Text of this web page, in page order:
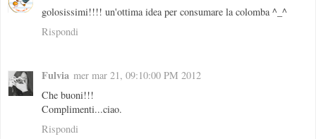
golosissimi!!!! un'ottima idea per consumare la colomba ^_^
Rispondi
Fulvia mer mar 21, 09:10:00 PM 2012
Che buoni!!!
Complimenti...ciao.
Rispondi